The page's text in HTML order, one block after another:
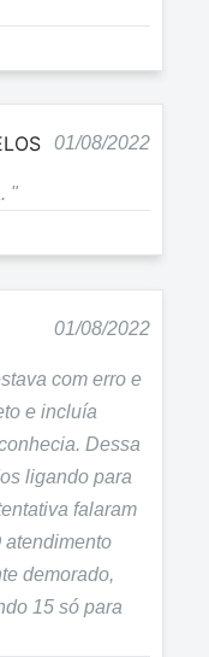
01/08/2022
"
01/08/2022
com erro e
e incluía
Dessa
ligando para
falaram
atendimento
demorado,
15 só para